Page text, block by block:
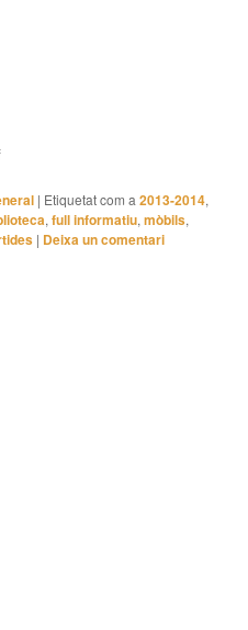
| Etiquetat com a 2013-2014,
,full informatiu,mòbils,
| Deixa un comentari